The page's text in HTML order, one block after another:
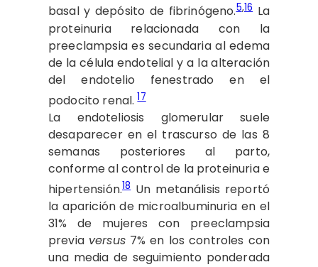
basal y depósito de fibrinógeno.5,16La
proteinuria relacionada con la
preeclampsia es secundaria al edema
de la célula endotelial y a la alteración
del endotelio fenestrado en el
podocito renal.17
La endoteliosis glomerular suele
desaparecer en el trascurso de las 8
semanas posteriores al parto,
conforme al control de la proteinuria e
hipertensión.18Un metanálisis reportó
la aparición de microalbuminuria en el
31% de mujeres con preeclampsia
previa versus7% en los controles con
una media de seguimiento ponderada